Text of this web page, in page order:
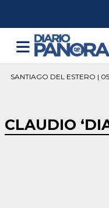
SANTIAGO DEL ESTERO |
CLAUDIO